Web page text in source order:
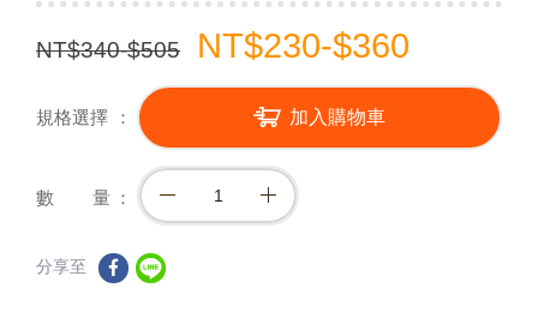
NT$340-$505 NT$230-$360
規格選擇 加入購物車
數 量
分享至